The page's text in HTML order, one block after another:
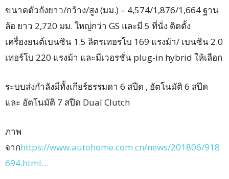
ขนาดตัวถังยาว/กว้าง/สูง (มม.) – 4,574/1,876/1,664 ฐาน
ล้อ ยาว 2,720 มม. ใหญ่กว่า GS และมี 5 ที่นั่ง ติดตั้ง
เครื่องยนต์เบนซิน 1.5 ลิตรเทอรโบ 169 แรงม้า/ เบนซิน 2.0
เทอร์โบ 220 แรงม้า และมีเวอรชั่น plug-in hybrid ให้เลือก
ระบบส่งกำลังมีทั้งเกียร์ธรรมดา 6 สปีด , อัตโนมัติ 6 สปีด
และ อัตโนมัติ 7 สปีด Dual Clutch
ภาพ
จากhttps://www.autohome.com.cn/news/201806/918
694.html…